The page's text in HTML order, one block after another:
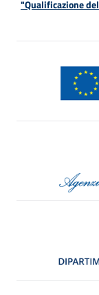
"Qualificazione